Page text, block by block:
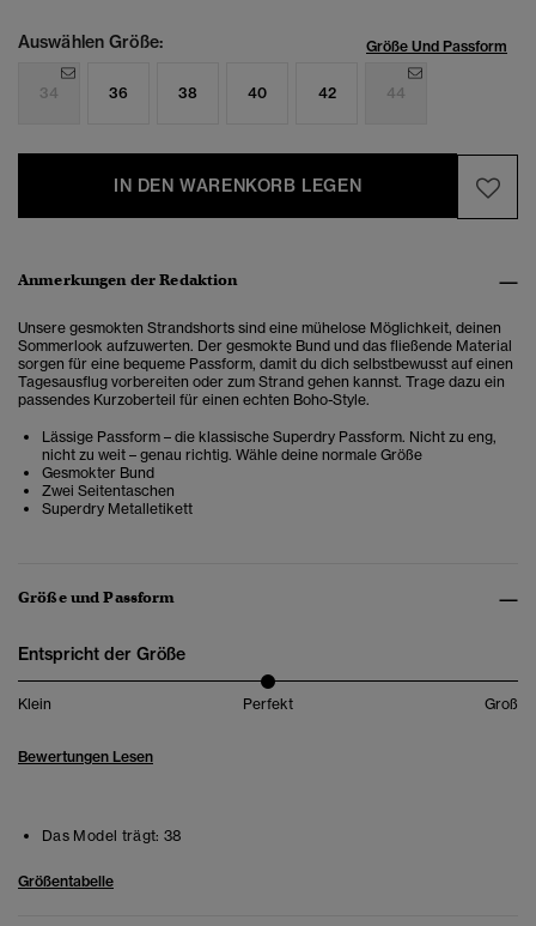
Auswählen Größe: Größe Und Passform
34 36 38 40 42 44
IN DEN WARENKORB LEGEN
Anmerkungen der Redaktion
Unsere gesmokten Strandshorts sind eine mühelose Möglichkeit, deinen
Sommerlook aufzuwerten. Der gesmokte Bund und das fließende Material
sorgen für eine bequeme Passform, damit du dich selbstbewusst auf einen
Tagesausflug vorbereiten oder zum Strand gehen kannst. Trage dazu ein
passendes Kurzoberteil für einen echten Boho-Style.
Lässige Passform – die klassische Superdry Passform. Nicht zu eng,
nicht zu weit – genau richtig. Wähle deine normale Größe
Gesmokter Bund
Zwei Seitentaschen
Superdry Metalletikett
Größe und Passform
Entspricht der Größe
Klein Perfekt Groß
Bewertungen Lesen
Das Model trägt: 38
Größentabelle